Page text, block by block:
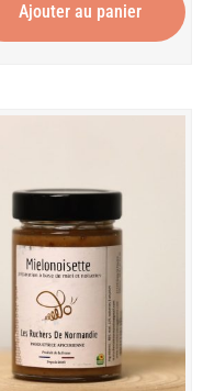
Ajouter au panier